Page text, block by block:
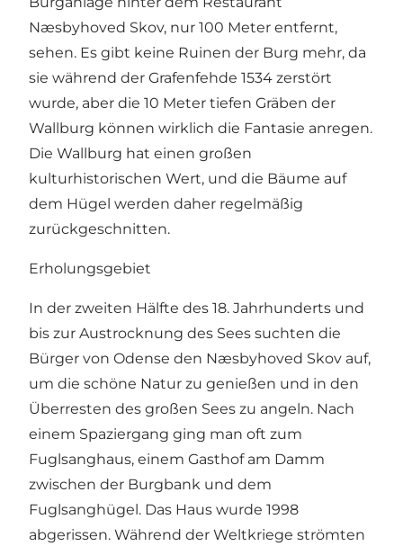
Næsbyhoved Skov, nur 100 Meter entfernt,
sehen. Es gibt keine Ruinen der Burg mehr, da
sie während der Grafenfehde 1534 zerstört
wurde, aber die 10 Meter tiefen Gräben der
Wallburg können wirklich die Fantasie anregen.
Die Wallburg hat einen großen
kulturhistorischen Wert, und die Bäume auf
dem Hügel werden daher regelmäßig
zurückgeschnitten.
Erholungsgebiet
In der zweiten Hälfte des 18. Jahrhunderts und
bis zur Austrocknung des Sees suchten die
Bürger von Odense den Næsbyhoved Skov auf,
um die schöne Natur zu genießen und in den
Überresten des großen Sees zu angeln. Nach
einem Spaziergang ging man oft zum
Fuglsanghaus, einem Gasthof am Damm
zwischen der Burgbank und dem
Fuglsanghügel. Das Haus wurde 1998
abgerissen. Während der Weltkriege strömten